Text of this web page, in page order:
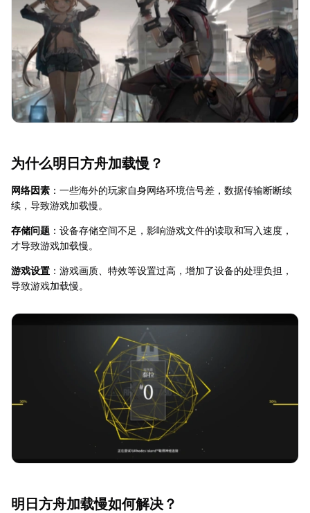
为什么明日方舟加载慢？
网络因素 ：一些海外的玩家自身网络环境信号差，数据传输断断续
续，导致游戏加载慢。
存储问题 ：设备存储空间不足，影响游戏文件的读取和写入速度，
才导致游戏加载慢。
游戏设置 ：游戏画质、特效等设置过高，增加了设备的处理负担，
导致游戏加载慢。
明日方舟加载慢如何解决？